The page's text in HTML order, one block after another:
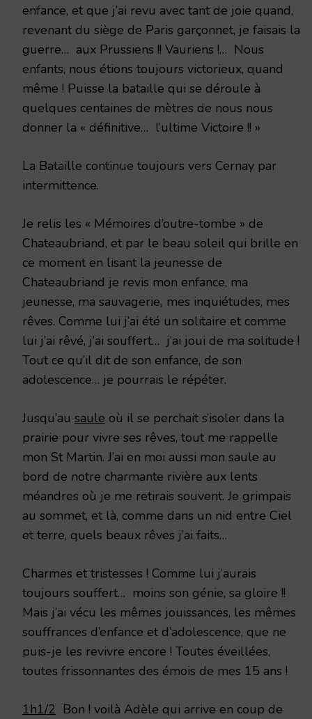
enfance, et que j’ai revu avec tant de joie quand,
revenant du siège de Paris garçonnet, je faisais la
guerre… aux Prussiens !! Vauriens !… Nous
enfants, nous étions toujours victorieux, quand
même ! Puisse la bataille qui se déroule à
quelques centaines de mètres de nous nous
donner la « définitive… l’ultime Victoire !! »
La Bataille continue toujours vers Cernay par
intermittence.
Je relis les « Mémoires d’outre-tombe » de
Chateaubriand, et par le beau soleil qui brille en
ce moment en lisant la jeunesse de
Chateaubriand je revis mon enfance, ma
jeunesse, ma sauvagerie, mes inquiétudes, mes
rêves. Comme lui j’ai été un solitaire et comme
lui j’ai rêvé, j’ai souffert… j’ai joui de ma solitude !
Tout ce qu’il dit de son enfance, de son
adolescence… je pourrais le répéter.
Jusqu’au saule où il se perchait s’isoler dans la
prairie pour vivre ses rêves, tout me rappelle
mon St Martin. J’ai en moi aussi mon saule au
bord de notre charmante rivière aux lents
méandres où je me retirais souvent. Je grimpais
au sommet, et là, comme dans un nid entre Ciel
et terre, quels beaux rêves j’ai faits…
Charmes et tristesses ! Comme lui j’aurais
toujours souffert… moins son génie, sa gloire !!
Mais j’ai vécu les mêmes jouissances, les mêmes
souffrances d’enfance et d’adolescence, que ne
puis-je les revivre encore ! Toutes éveillées,
toutes frissonnantes des émois de mes 15 ans !
1h1/2 Bon ! voilà Adèle qui arrive en coup de